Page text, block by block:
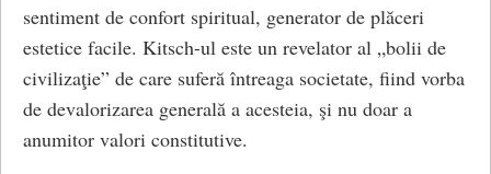
sentiment de confort spiritual, generator de plăceri
estetice facile. Kitsch-ul este un revelator al „bolii de
civilizaţie” de care suferă întreaga societate, fiind vorba
de devalorizarea generală a acesteia, şi nu doar a
anumitor valori constitutive.